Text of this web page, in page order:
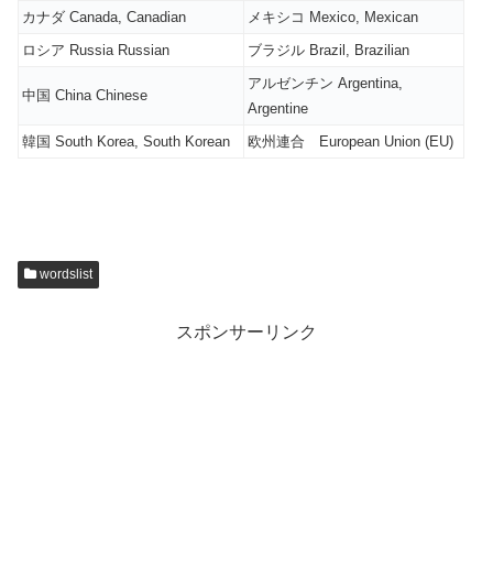
カナダ Canada, Canadian
メキシコ Mexico, Mexican
ロシア Russia Russian
ブラジル Brazil, Brazilian
中国 China Chinese
アルゼンチン Argentina,
Argentine
韓国 South Korea, South Korean
欧州連合 European Union (EU)
wordslist
スポンサーリンク